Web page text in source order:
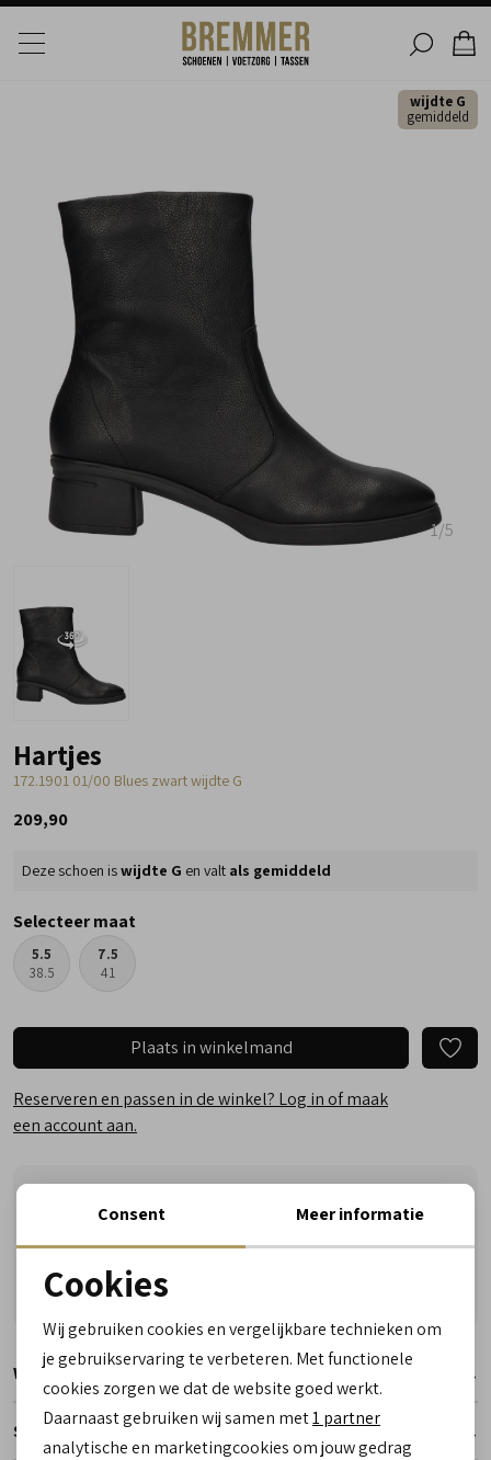
1/5
wijdte G
gemiddeld
Hartjes
172.1901 01/00 Blues zwart wijdte G
209,90
Deze schoen iswijdte G en valt als gemiddeld
Selecteer maat
5.5
38.5
7.5
41
Plaats in winkelmand
Reserveren en passen in de winkel? Log in of maak
een account aan.
Reserveer- en passervice in de winkel!
Winkelvoorraad
Specificaties
Noodzakelijke cookies
Analytische cookies
Marketing cookies
Consent Meer informatie
Cookies
Wij gebruiken cookies en vergelijkbare technieken om
je gebruikservaring te verbeteren. Met functionele
cookies zorgen we dat de website goed werkt.
Daarnaast gebruiken wij samen met1 partner
analytische en marketingcookies om jouw gedrag